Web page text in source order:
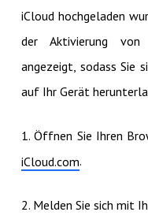
iCloud hochgeladen
der Aktivierung
angezeigt, sodass Sie
auf Ihr Gerät
1. Öffnen Sie Ihren
iCloud.com.
2. Melden Sie sich mit